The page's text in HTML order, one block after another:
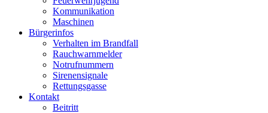
Kommunikation
Maschinen
Bürgerinfos
Verhalten im Brandfall
Rauchwarnmelder
Notrufnummern
Sirenensignale
Rettungsgasse
Kontakt
Beitritt